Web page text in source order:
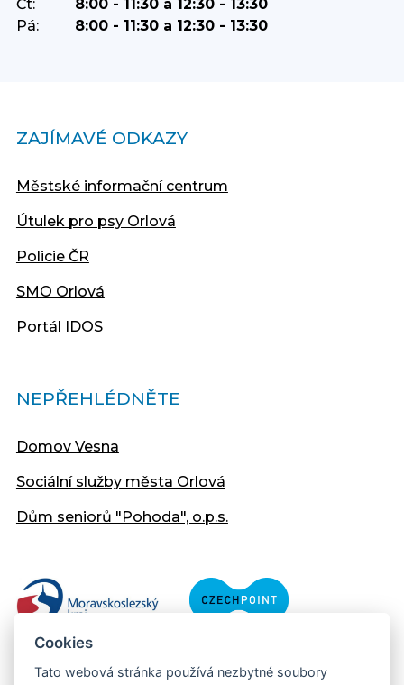
Čt:
8:00 - 11:30 a 12:30 - 13:30
Pá:
8:00 - 11:30 a 12:30 - 13:30
ZAJÍMAVÉ ODKAZY
Městské informační centrum
Útulek pro psy Orlová
Policie ČR
SMO Orlová
Portál IDOS
NEPŘEHLÉDNĚTE
Domov Vesna
Sociální služby města Orlová
Dům seniorů "Pohoda", o.p.s.
Cookies
Tato webová stránka používá nezbytné soubory